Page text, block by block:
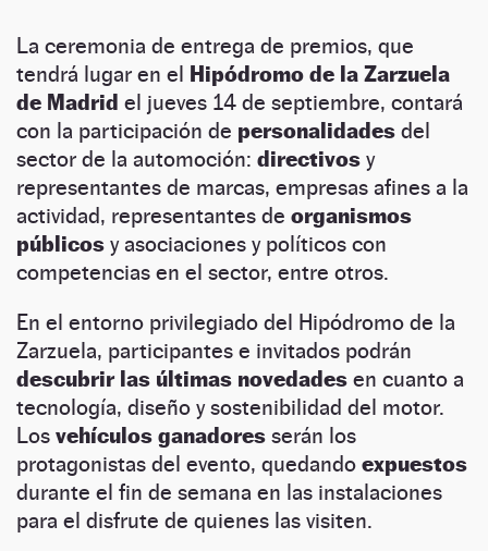
La ceremonia de entrega de premios, que
tendrá lugar en el Hipódromo de la Zarzuela
de Madrid el jueves 14 de septiembre, contará
con la participación de personalidades del
sector de la automoción: directivos y
representantes de marcas, empresas afines a la
actividad, representantes de organismos
públicos y asociaciones y políticos con
competencias en el sector, entre otros.
En el entorno privilegiado del Hipódromo de la
Zarzuela, participantes e invitados podrán
descubrir las últimas novedades en cuanto a
tecnología, diseño y sostenibilidad del motor.
Los vehículos ganadores serán los
protagonistas del evento, quedando expuestos
durante el fin de semana en las instalaciones
para el disfrute de quienes las visiten.